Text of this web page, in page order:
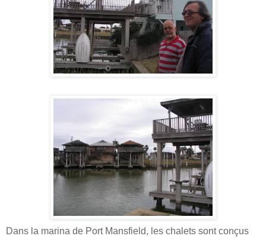
Dans la marina de Port Mansfield, les chalets sont conçus